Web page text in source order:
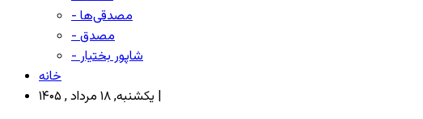
- مصدقی‌ها
- مصدق
- شاپور بختیار
خانه
یکشنبه, ۱۸ مرداد , ۱۴۰۵ |